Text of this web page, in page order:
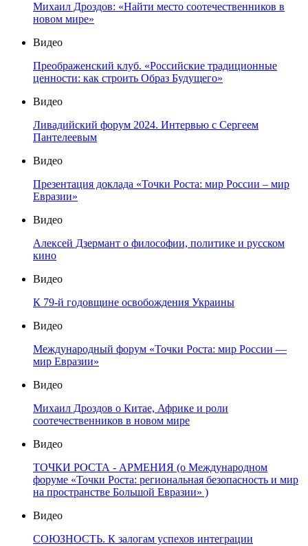
Михаил Дроздов: «Найти место соотечественников в
новом мире»
Видео
Преображенский клуб. «Российские традиционные
ценности: как строить Образ Будущего»
Видео
Ливадийский форум 2024. Интервью с Сергеем
Пантелеевым
Видео
Презентация доклада «Точки Роста: мир России – мир
Евразии»
Видео
Алексей Дзермант о философии, политике и русском
кино
Видео
К 79-й годовщине освобождения Украины
Видео
Международный форум «Точки Роста: мир России —
мир Евразии»
Видео
Михаил Дроздов о Китае, Африке и роли
соотечественников в новом мире
Видео
ТОЧКИ РОСТА - АРМЕНИЯ (о Международном
форуме «Точки Роста: региональная безопасность и мир
на пространстве Большой Евразии» )
Видео
СОЮЗНОСТЬ. К залогам успехов интеграции